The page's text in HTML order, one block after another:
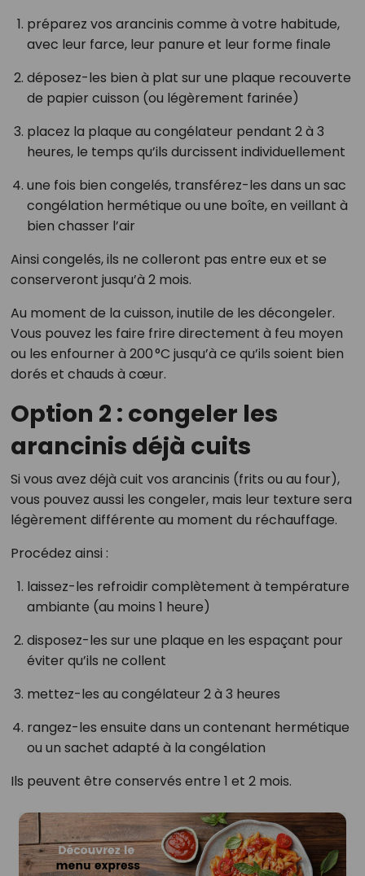
préparez vos arancinis comme à votre habitude,
avec leur farce, leur panure et leur forme finale
déposez-les bien à plat sur une plaque recouverte
de papier cuisson (ou légèrement farinée)
placez la plaque au congélateur pendant 2 à 3
heures, le temps qu’ils durcissent individuellement
une fois bien congelés, transférez-les dans un sac
congélation hermétique ou une boîte, en veillant à
bien chasser l’air
Ainsi congelés, ils ne colleront pas entre eux et se
conserveront jusqu’à 2 mois.
Au moment de la cuisson, inutile de les décongeler.
Vous pouvez les faire frire directement à feu moyen
ou les enfourner à 200 °C jusqu’à ce qu’ils soient bien
dorés et chauds à cœur.
Option 2 : congeler les
arancinis déjà cuits
Si vous avez déjà cuit vos arancinis (frits ou au four),
vous pouvez aussi les congeler, mais leur texture sera
légèrement différente au moment du réchauffage.
Procédez ainsi :
laissez-les refroidir complètement à température
ambiante (au moins 1 heure)
disposez-les sur une plaque en les espaçant pour
éviter qu’ils ne collent
mettez-les au congélateur 2 à 3 heures
rangez-les ensuite dans un contenant hermétique
ou un sachet adapté à la congélation
Ils peuvent être conservés entre 1 et 2 mois.